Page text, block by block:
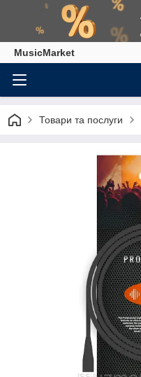
MusicMarket
Товари та послуги